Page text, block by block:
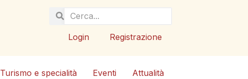
Login Registrazione
Turismo e specialità Eventi Attualità